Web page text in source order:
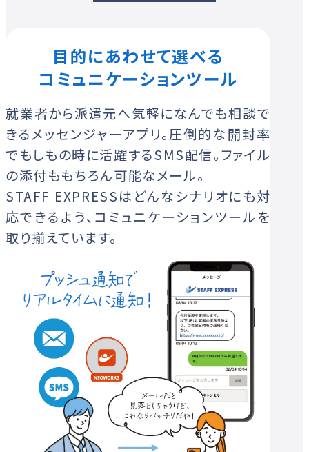
目的にあわせて選べる
コミュニケーションツール
就業者から派遣元へ気軽になんでも相談で
きるメッセンジャーアプリ。圧倒的な開封率
でもしもの時に活躍するSMS配信。ファイル
の添付ももちろん可能なメール。
STAFF EXPRESSはどんなシナリオにも対
応できるよう、コミュニケーションツールを
取り揃えています。